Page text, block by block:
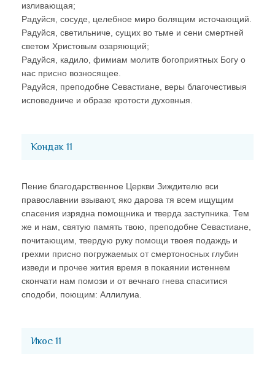
изливающая;
Радуйся, сосуде, целебное миро болящим источающий.
Радуйся, светильниче, сущих во тьме и сени смертней
светом Христовым озаряющий;
Радуйся, кадило, фимиам молитв богоприятных Богу о
нас присно возносящее.
Радуйся, преподобне Севастиане, веры благочестивыя
исповедниче и образе кротости духовныя.
Кондак 11
Пение благодарственное Церкви Зиждителю вси
православнии взывают, яко дарова тя всем ищущим
спасения изрядна помощника и тверда заступника. Тем
же и нам, святую память твою, преподобне Севастиане,
почитающим, твердую руку помощи твоея подаждь и
грехми присно погружаемых от смертоносных глубин
изведи и прочее жития время в покаянии истеннем
скончати нам помози и от вечнаго гнева спаситися
сподоби, поющим: Аллилуиа.
Икос 11